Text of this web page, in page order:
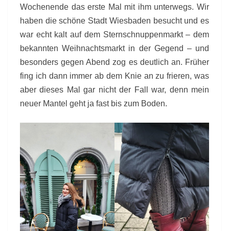
Wochenende das erste Mal mit ihm unterwegs. Wir
haben die schöne Stadt Wiesbaden besucht und es
war echt kalt auf dem Sternschnuppenmarkt – dem
bekannten Weihnachtsmarkt in der Gegend – und
besonders gegen Abend zog es deutlich an. Früher
fing ich dann immer ab dem Knie an zu frieren, was
aber dieses Mal gar nicht der Fall war, denn mein
neuer Mantel geht ja fast bis zum Boden.